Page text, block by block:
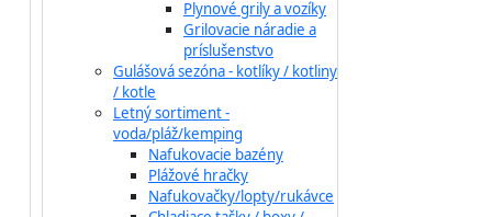
Plynové grily a vozíky
Grilovacie náradie a
príslušenstvo
Gulášová sezóna - kotlíky / kotliny
/ kotle
Letný sortiment -
voda/pláž/kemping
Nafukovacie bazény
Plážové hračky
Nafukovačky/lopty/rukávce